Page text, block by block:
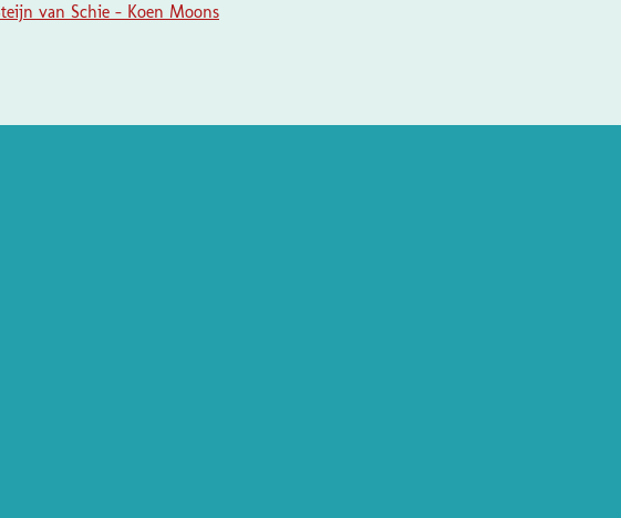
van Schie - Koen Moons